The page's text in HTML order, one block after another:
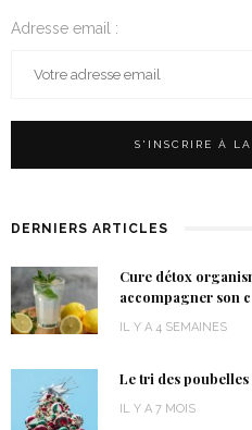
Adresse email :
DERNIERS ARTICLES
Cure détox
accompagner son
IL Y A 4 SEMAINES
Le tri des poubelles
IL Y A 7 MOIS